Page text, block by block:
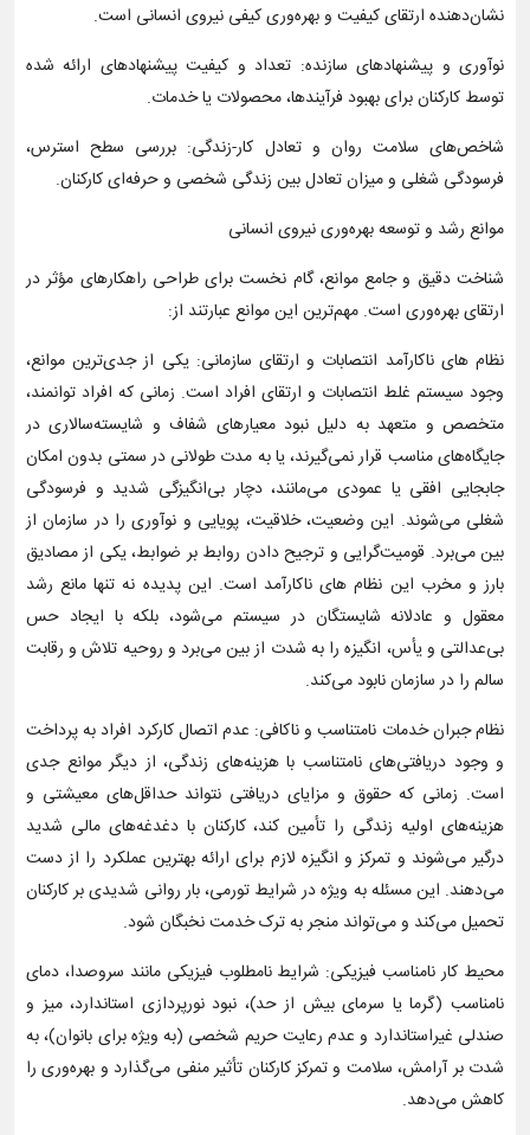
نشان‌دهنده ارتقای کیفیت و بهره‌وری کیفی نیروی انسانی است.
نوآوری و پیشنهادهای سازنده: تعداد و کیفیت پیشنهادهای ارائه شده
توسط کارکنان برای بهبود فرآیندها، محصولات یا خدمات.
شاخص‌های سلامت روان و تعادل کار-زندگی: بررسی سطح استرس،
فرسودگی شغلی و میزان تعادل بین زندگی شخصی و حرفه‌ای کارکنان.
موانع رشد و توسعه بهره‌وری نیروی انسانی
شناخت دقیق و جامع موانع، گام نخست برای طراحی راهکارهای مؤثر در
ارتقای بهره‌وری است. مهم‌ترین این موانع عبارتند از:
نظام های ناکارآمد انتصابات و ارتقای سازمانی: یکی از جدی‌ترین موانع،
وجود سیستم غلط انتصابات و ارتقای افراد است. زمانی که افراد توانمند،
متخصص و متعهد به دلیل نبود معیارهای شفاف و شایسته‌سالاری در
جایگاه‌های مناسب قرار نمی‌گیرند، یا به مدت طولانی در سمتی بدون امکان
جابجایی افقی یا عمودی می‌مانند، دچار بی‌انگیزگی شدید و فرسودگی
شغلی می‌شوند. این وضعیت، خلاقیت، پویایی و نوآوری را در سازمان از
بین می‌برد. قومیت‌گرایی و ترجیح دادن روابط بر ضوابط، یکی از مصادیق
بارز و مخرب این نظام های ناکارآمد است. این پدیده نه تنها مانع رشد
معقول و عادلانه شایستگان در سیستم می‌شود، بلکه با ایجاد حس
بی‌عدالتی و یأس، انگیزه را به شدت از بین می‌برد و روحیه تلاش و رقابت
سالم را در سازمان نابود می‌کند.
نظام جبران خدمات نامتناسب و ناکافی: عدم اتصال کارکرد افراد به پرداخت
و وجود دریافتی‌های نامتناسب با هزینه‌های زندگی، از دیگر موانع جدی
است. زمانی که حقوق و مزایای دریافتی نتواند حداقل‌های معیشتی و
هزینه‌های اولیه زندگی را تأمین کند، کارکنان با دغدغه‌های مالی شدید
درگیر می‌شوند و تمرکز و انگیزه لازم برای ارائه بهترین عملکرد را از دست
می‌دهند. این مسئله به ویژه در شرایط تورمی، بار روانی شدیدی بر کارکنان
تحمیل می‌کند و می‌تواند منجر به ترک خدمت نخبگان شود.
محیط کار نامناسب فیزیکی: شرایط نامطلوب فیزیکی مانند سروصدا، دمای
نامناسب (گرما یا سرمای بیش از حد)، نبود نورپردازی استاندارد، میز و
صندلی غیراستاندارد و عدم رعایت حریم شخصی (به ویژه برای بانوان)، به
شدت بر آرامش، سلامت و تمرکز کارکنان تأثیر منفی می‌گذارد و بهره‌وری را
کاهش می‌دهد.